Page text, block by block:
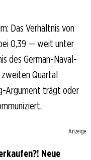
Das Verhältnis von
0,39 — weit unter
des German-Naval-
zweiten Quartal
Argument trägt oder
Anzeige
Neue